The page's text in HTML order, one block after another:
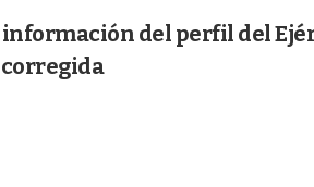
del perfil del